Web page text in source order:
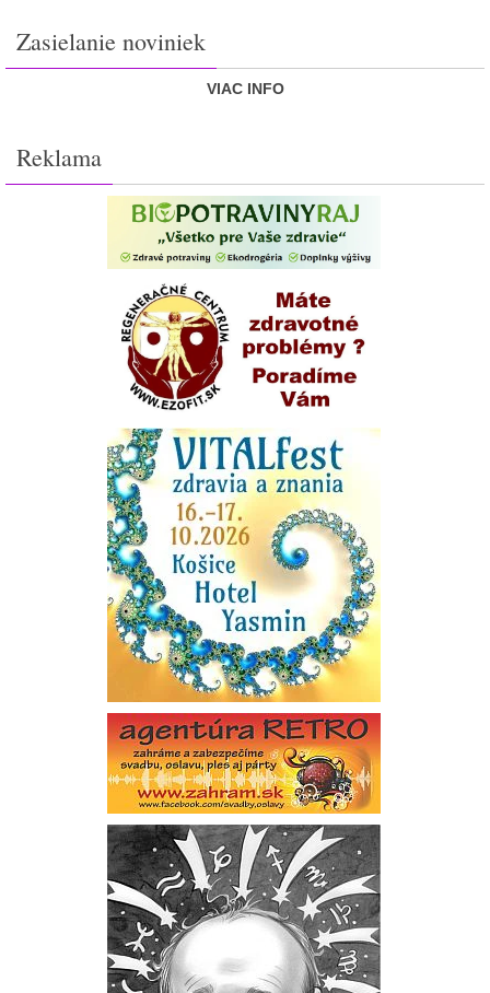
Zasielanie noviniek
VIAC INFO
Reklama